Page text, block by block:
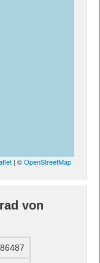
| ©OpenStreetMap
von